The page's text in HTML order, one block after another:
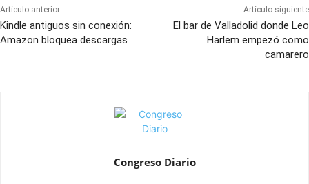
Artículo anterior
Kindle antiguos sin conexión:
Amazon bloquea descargas
Artículo siguiente
El bar de Valladolid donde Leo
Harlem empezó como
camarero
Congreso Diario